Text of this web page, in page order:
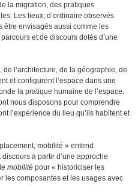
la migration, des pratiques
Les lieux, d’ordinaire observés
être envisagés aussi comme les
et de discours dotés d’une
de l’architecture, de la géographie, de
et configurent l’espace dans une
la pratique humaine de l’espace.
nous disposons pour comprendre
l’expérience du lieu qu’ils habitent et
mobilité » entend
à partir d’une approche
mobilité pour « historiciser les
les composantes et les usages avec